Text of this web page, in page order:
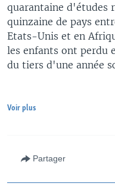
quarantaine d'études
quinzaine de pays
Etats-Unis et en
les enfants ont perdu
du tiers d'une année
Voir plus
Partager